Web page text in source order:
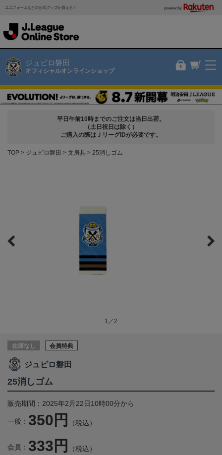
ユニフォームなどの公式グッズが買える！ powered by
ジュビロ磐田
オフィシャルオンラインショップ
平日午前10時までのご注文は当日出荷。
（土日祝日は除く）
ご購入の際はＪリーグIDが必要です。
TOP ジュビロ磐田 文房具 25消しゴム
1／2
在庫なし 会員特典
ジュビロ磐田
25消しゴム
販売期間：2025年2月22日10時00分から
一般： 350円 （税込）
会員： 333円 （税込）